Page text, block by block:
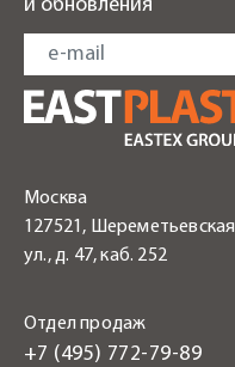
и обновления
Москва
127521, Шереметьевская
ул., д. 47, каб. 252
Отдел продаж
+7 (495) 772-79-89